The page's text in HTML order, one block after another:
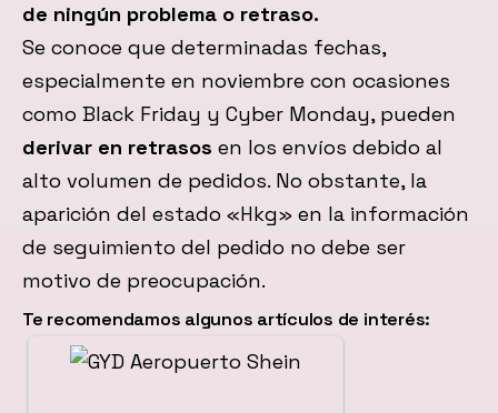
de ningún problema o retraso.
Se conoce que determinadas fechas,
especialmente en noviembre con ocasiones
como Black Friday y Cyber Monday, pueden
derivar en retrasos en los envíos debido al
alto volumen de pedidos. No obstante, la
aparición del estado «Hkg» en la información
de seguimiento del pedido no debe ser
motivo de preocupación.
Te recomendamos algunos artículos de interés: